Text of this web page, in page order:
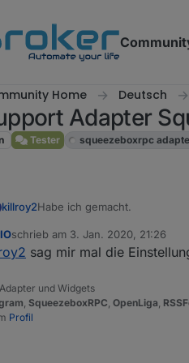
Home Deutsch
Adapter
Tester squeezeboxrpc
killroy2Habe ich gemacht.
iobroker squeezeboxrpc -v
0.8.25
Was mir noch auffällt,
schrieb am 3. Jan. 2020, 21:26
zuletzt editiert von
sag mir mal die
und Widgets
SqueezeboxRPC OpenLiga
Profil